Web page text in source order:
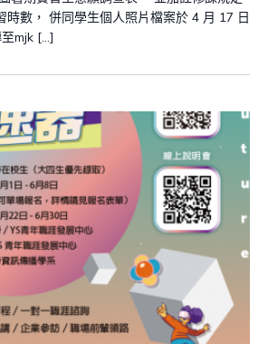
時數， 併同學生個人照片檔案於 4 月 17 日
至mjk […]